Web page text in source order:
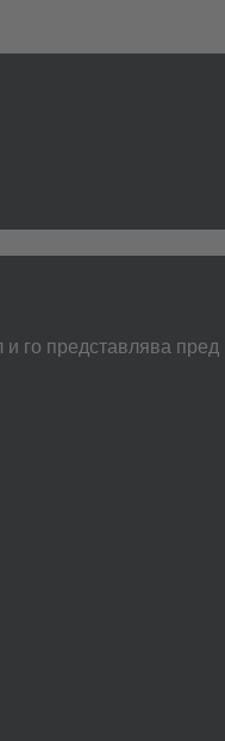
го представлява